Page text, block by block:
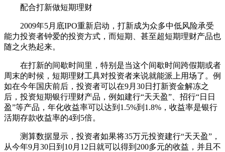
配合打新做短期理财
2009年5月底IPO重新启动，打新成为众多中低风险承受
能力投资者钟爱的投资方式，而短期、甚至超短期理财产品也
随之火热起来。
在打新的间歇时间里，特别是当这个间歇时间跨假期或者
周末的时候，短期理财工具对投资者来说就能派上用场了。例
如在今年国庆前后，投资者可以在9月30日打新资金解冻之
后，投资短期银行理财产品，例如建行“天天盈”、招行“日日
盈”等产品，年化收益率可以达到1.5%到1.8%，收益率是银行
活期存款收益率的4到5倍。
测算数据显示，投资者如果将35万元投资建行“天天盈”，
从今年9月30日到10月12日就可以得到200多元的收益，并且不